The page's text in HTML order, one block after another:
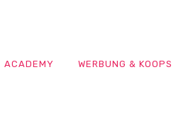
ACADEMY WERBUNG & KOOPS